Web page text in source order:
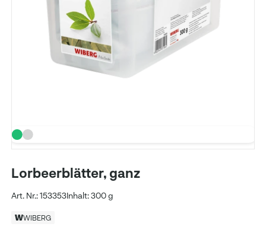
Lorbeerblätter, ganz
Art. Nr.: 153353Inhalt: 300 g
WIBERG